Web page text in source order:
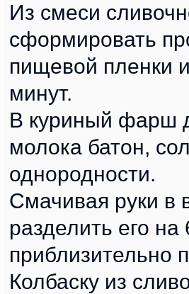
Из смеси
сформировать
пищевой пленки
минут.
В куриный фарш
молока батон,
однородности.
Смачивая руки в
разделить его
приблизительно
Колбаску из